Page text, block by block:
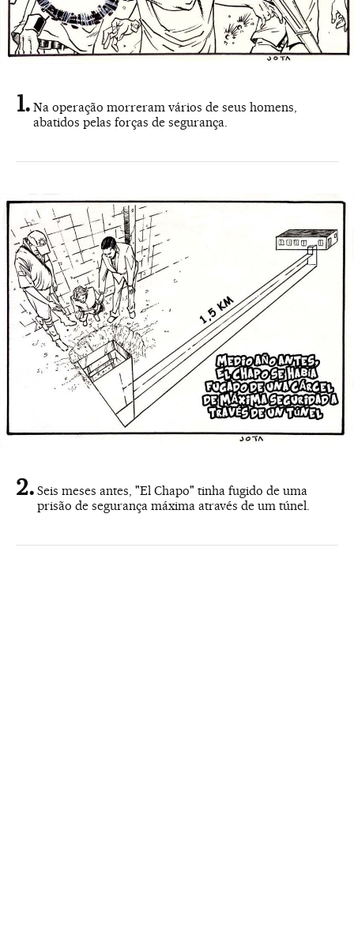
Na operação morreram vários de seus homens,
abatidos pelas forças de segurança.
Seis meses antes, "El Chapo" tinha fugido de uma
prisão de segurança máxima através de um túnel.